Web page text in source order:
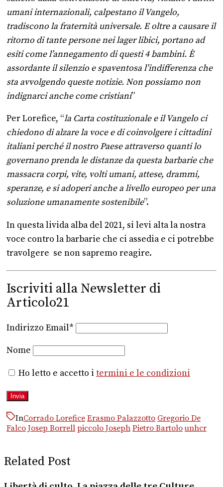
umani internazionali, calpestano il Vangelo,
tradiscono la fraternità universale. E oltre a causare il
ritorno di tante persone nei lager libici, portano ad
esiti come l’annegamento di questi 4 bambini. È
assordante il silenzio e spaventosa l’indifferenza che
sta avvolgendo queste notizie. Non possiamo non
indignarci anche come cristiani”
Per Lorefice, “la Carta costituzionale e il Vangelo ci
chiedono di alzare la voce e di coinvolgere i cittadini
italiani perché il nostro Paese attraverso quanti lo
governano prenda le distanze da questa barbarie che
massacra corpi, vite, volti umani, attese, drammi,
speranze, e si adoperi anche a livello europeo per una
soluzione umanamente sostenibile”.
In questa livida alba del 2021, si levi alta la nostra
voce contro la barbarie che ci assedia e ci potrebbe
travolgere se non sapremo reagire.
Iscriviti alla Newsletter di
Articolo21
Indirizzo Email*
Nome
Ho letto e accetto i termini e le condizioni
InCorrado Lorefice Erasmo Palazzotto Gregorio De
Falco Josep Borrell piccolo Joseph Pietro Bartolo unhcr
Related Post